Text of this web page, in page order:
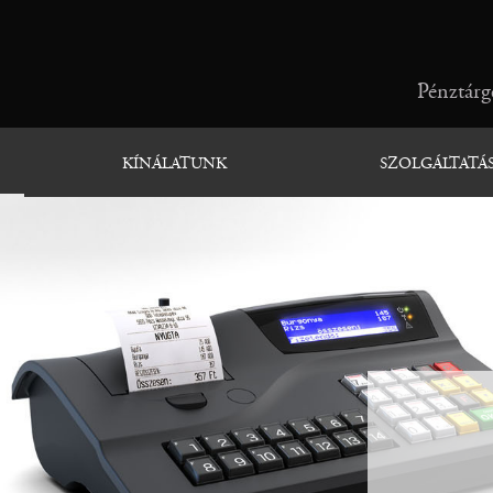
KÍNÁLATUNK